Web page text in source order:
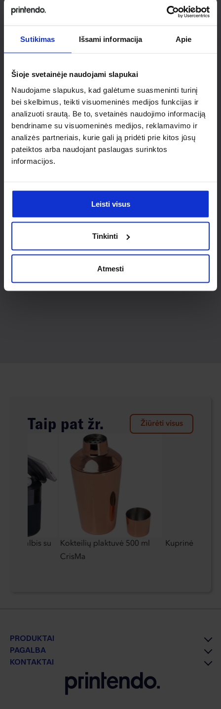
Sutikimas Išsami informacija Apie
Šioje svetainėje naudojami slapukai
Naudojame slapukus, kad galėtume suasmeninti turinį
bei skelbimus, teikti visuomeninės medijos funkcijas ir
analizuoti srautą. Be to, svetainės naudojimo informaciją
bendriname su visuomeninės medijos, reklamavimo ir
analizės partneriais, kurie gali ją pridėti prie kitos jūsų
pateiktos arba naudojant paslaugas surinktos
informacijos.
Leisti visus
Tinkinti
Atmesti
Ieškai
individualaus
sprendimo?
Susisiek su mumis dėl
nestandartinio produkto aptarimo.
Susisiekti
Taip pat žr. Žiūrėti visus
su
Kokteilių plaktuvė 500 ml
CrisMa
Kuprinė
PRODUKTAI
PAGALBA
KONTAKTAI